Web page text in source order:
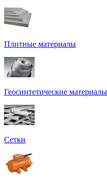
Плитные материалы
Геосинтетические материалы
Сетки